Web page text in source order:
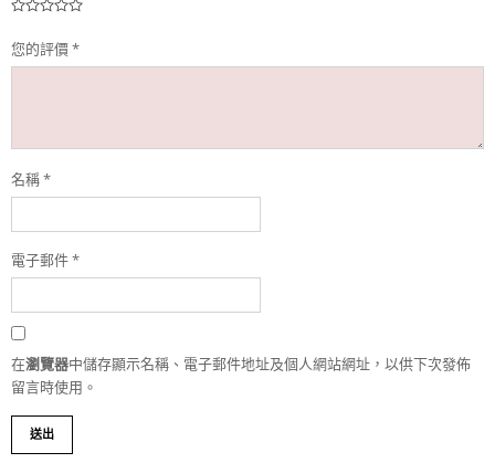
您的評價*
名稱*
電子郵件*
在瀏覽器中儲存顯示名稱、電子郵件地址及個人網站網址，以供下次發佈
留言時使用。